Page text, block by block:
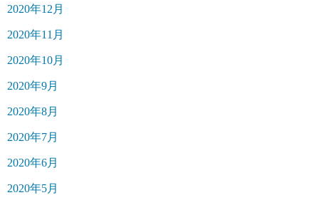
2020年12月
2020年11月
2020年10月
2020年9月
2020年8月
2020年7月
2020年6月
2020年5月